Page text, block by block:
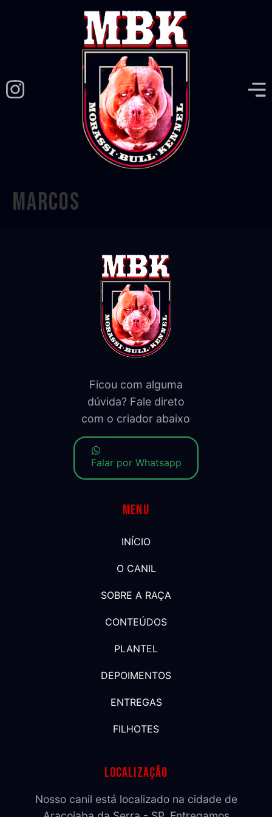
Marcos
Ficou com alguma
dúvida? Fale direto
com o criador abaixo
Falar por Whatsapp
Menu
INÍCIO
O CANIL
SOBRE A RAÇA
CONTEÚDOS
PLANTEL
DEPOIMENTOS
ENTREGAS
FILHOTES
Localização
Nosso canil está localizado na cidade de